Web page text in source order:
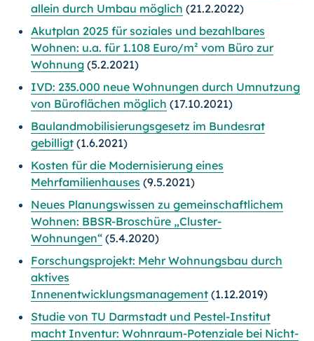
allein durch Umbau möglich (21.2.2022)
Akutplan 2025 für soziales und bezahlbares
Wohnen: u.a. für 1.108 Euro/m² vom Büro zur
Wohnung (5.2.2021)
IVD: 235.000 neue Wohnungen durch Umnutzung
von Büroflächen möglich (17.10.2021)
Baulandmobilisierungsgesetz im Bundesrat
gebilligt (1.6.2021)
Kosten für die Modernisierung eines
Mehrfamilienhauses (9.5.2021)
Neues Planungswissen zu gemeinschaftlichem
Wohnen: BBSR-Broschüre „Cluster-
Wohnungen“ (5.4.2020)
Forschungsprojekt: Mehr Wohnungsbau durch
aktives
Innenentwicklungsmanagement (1.12.2019)
Studie von TU Darmstadt und Pestel-Institut
macht Inventur: Wohnraum-Potenziale bei Nicht-